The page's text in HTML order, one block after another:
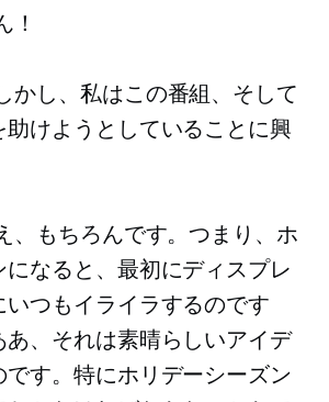
！
かし、私はこの番組、そして
助けようとしていることに興
、もちろんです。つまり、ホ
になると、最初にディスプレ
いつもイライラするのです
あ、それは素晴らしいアイデ
です。特にホリデーシーズン